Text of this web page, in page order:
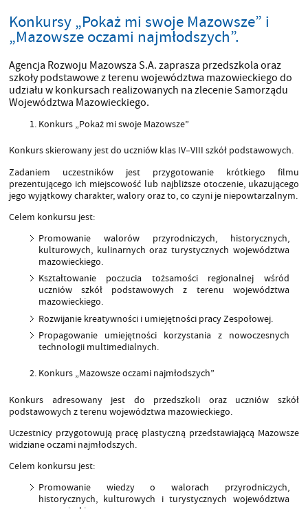
Konkursy „Pokaż mi swoje Mazowsze” i
„Mazowsze oczami najmłodszych”.
Agencja Rozwoju Mazowsza S.A. zaprasza przedszkola oraz
szkoły podstawowe z terenu województwa mazowieckiego do
udziału w konkursach realizowanych na zlecenie Samorządu
Województwa Mazowieckiego.
Konkurs „Pokaż mi swoje Mazowsze”
Konkurs skierowany jest do uczniów klas IV–VIII szkół podstawowych.
Zadaniem uczestników jest przygotowanie krótkiego filmu
prezentującego ich miejscowość lub najbliższe otoczenie, ukazującego
jego wyjątkowy charakter, walory oraz to, co czyni je niepowtarzalnym.
Celem konkursu jest:
Promowanie walorów przyrodniczych, historycznych,
kulturowych, kulinarnych oraz turystycznych województwa
mazowieckiego.
Kształtowanie poczucia tożsamości regionalnej wśród
uczniów szkół podstawowych z terenu województwa
mazowieckiego.
Rozwijanie kreatywności i umiejętności pracy Zespołowej.
Propagowanie umiejętności korzystania z nowoczesnych
technologii multimedialnych.
Konkurs „Mazowsze oczami najmłodszych”
Konkurs adresowany jest do przedszkoli oraz uczniów szkół
podstawowych z terenu województwa mazowieckiego.
Uczestnicy przygotowują pracę plastyczną przedstawiającą Mazowsze
widziane oczami najmłodszych.
Celem konkursu jest:
Promowanie wiedzy o walorach przyrodniczych,
historycznych, kulturowych i turystycznych województwa